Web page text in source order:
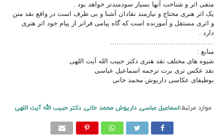
منفی اثر و شناخت آنها بسیار سودمندتر خواهد بود .
یک اثر هنری محتاج و نیازمند نقادان آشنا و بی طرف است در واقع نقد متن
و اثری مستقل و آموزنده است که گاه پیامی فراتر از پیام خود اثر هنری
دارد .
…………………………………………
منابع :
شیوه های مختلف نقد هنری دکتر حبیب الله آیت اللهی
نقد عکس تری برت ترجمه اسماعیل عباسی
بوطیقای عکاسی داریوش محمد خانی
موارد مرتبط:اسماعیل عباسی, داریوش محمد خانی, دکتر حبیب الله آیت اللهی